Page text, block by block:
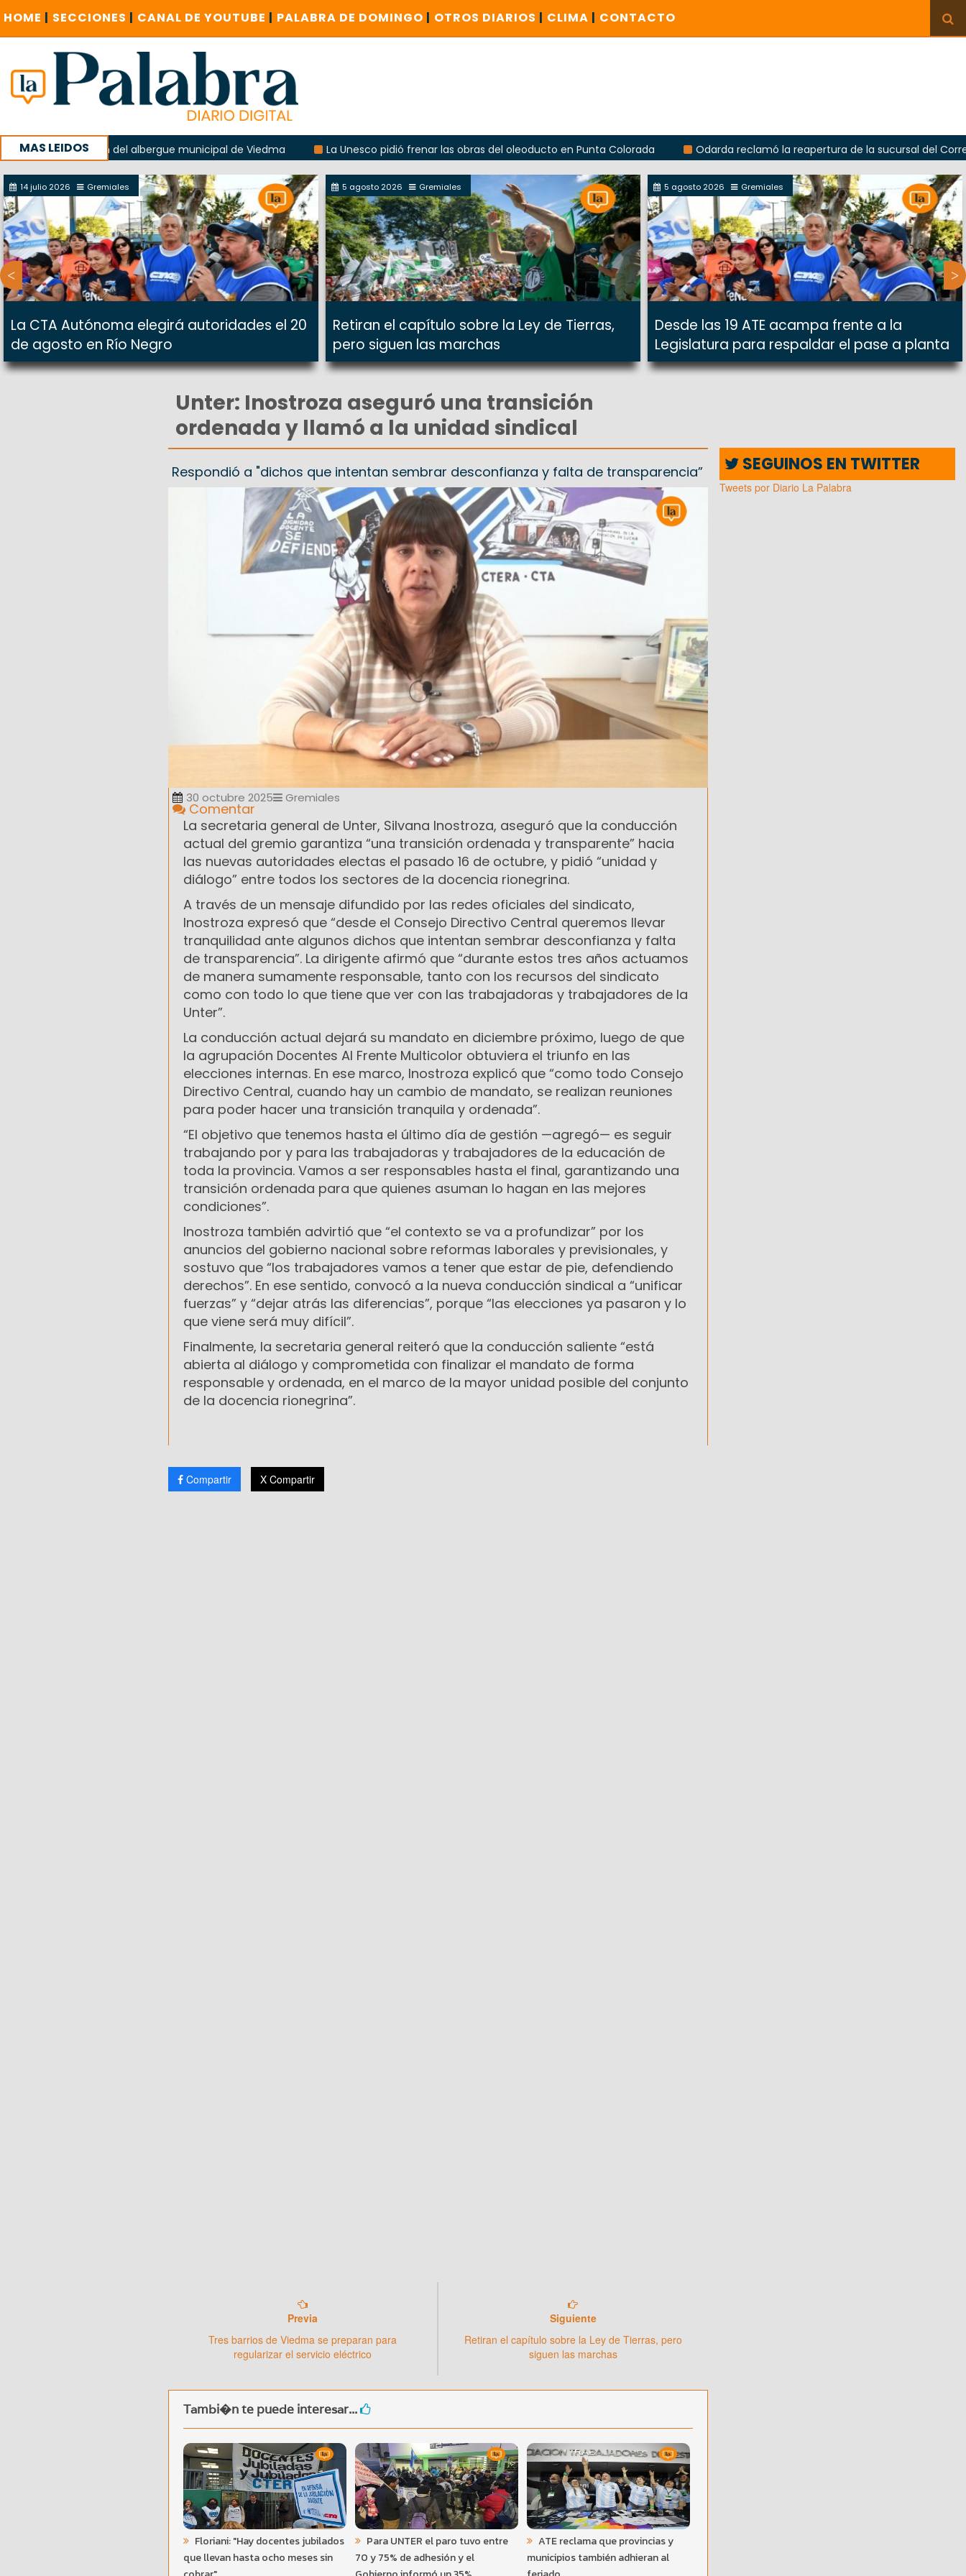
HOME | SECCIONES | CANAL DE YOUTUBE | PALABRA DE DOMINGO | OTROS DIARIOS | CLIMA | CONTACTO
MAS LEIDOS
explosión del albergue municipal de Viedma La Unesco pidió frenar las obras del oleoducto en Punta Colorada
Odarda reclamó la reapertura de la sucursal del Correo
con un encuentro provincial en Roca
14 julio 2026 Gremiales
La CTA Autónoma elegirá autoridades el 20
de agosto en Río Negro
5 agosto 2026 Gremiales
Retiran el capítulo sobre la Ley de Tierras,
pero siguen las marchas
5 agosto 2026 Gremiales
Desde las 19 ATE acampa frente a la
Legislatura para respaldar el pase a planta
Unter: Inostroza aseguró una transición
ordenada y llamó a la unidad sindical
Respondió a "dichos que intentan sembrar desconfianza y falta de transparencia”
30 octubre 2025 Gremiales
Comentar
La secretaria general de Unter, Silvana Inostroza, aseguró que la conducción
actual del gremio garantiza “una transición ordenada y transparente” hacia
las nuevas autoridades electas el pasado 16 de octubre, y pidió “unidad y
diálogo” entre todos los sectores de la docencia rionegrina.
A través de un mensaje difundido por las redes oficiales del sindicato,
Inostroza expresó que “desde el Consejo Directivo Central queremos llevar
tranquilidad ante algunos dichos que intentan sembrar desconfianza y falta
de transparencia”. La dirigente afirmó que “durante estos tres años actuamos
de manera sumamente responsable, tanto con los recursos del sindicato
como con todo lo que tiene que ver con las trabajadoras y trabajadores de la
Unter”.
La conducción actual dejará su mandato en diciembre próximo, luego de que
la agrupación Docentes Al Frente Multicolor obtuviera el triunfo en las
elecciones internas. En ese marco, Inostroza explicó que “como todo Consejo
Directivo Central, cuando hay un cambio de mandato, se realizan reuniones
para poder hacer una transición tranquila y ordenada”.
“El objetivo que tenemos hasta el último día de gestión —agregó— es seguir
trabajando por y para las trabajadoras y trabajadores de la educación de
toda la provincia. Vamos a ser responsables hasta el final, garantizando una
transición ordenada para que quienes asuman lo hagan en las mejores
condiciones”.
Inostroza también advirtió que “el contexto se va a profundizar” por los
anuncios del gobierno nacional sobre reformas laborales y previsionales, y
sostuvo que “los trabajadores vamos a tener que estar de pie, defendiendo
derechos”. En ese sentido, convocó a la nueva conducción sindical a “unificar
fuerzas” y “dejar atrás las diferencias”, porque “las elecciones ya pasaron y lo
que viene será muy difícil”.
Finalmente, la secretaria general reiteró que la conducción saliente “está
abierta al diálogo y comprometida con finalizar el mandato de forma
responsable y ordenada, en el marco de la mayor unidad posible del conjunto
de la docencia rionegrina”.
Compartir X Compartir
Previa
Tres barrios de Viedma se preparan para
regularizar el servicio eléctrico
Siguiente
Retiran el capítulo sobre la Ley de Tierras, pero
siguen las marchas
Tambi�n te puede interesar...
Floriani: "Hay docentes jubilados
que llevan hasta ocho meses sin
Para UNTER el paro tuvo entre
70 y 75% de adhesión y el
ATE reclama que provincias y
municipios también adhieran al
SEGUINOS EN TWITTER
Tweets por Diario La Palabra